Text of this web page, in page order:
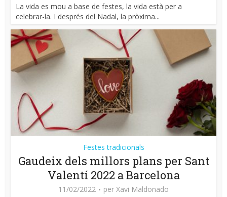
La vida es mou a base de festes, la vida està per a
celebrar-la. I després del Nadal, la pròxima...
Festes tradicionals
Gaudeix dels millors plans per Sant
Valentí 2022 a Barcelona
11/02/2022 per Xavi Maldonado